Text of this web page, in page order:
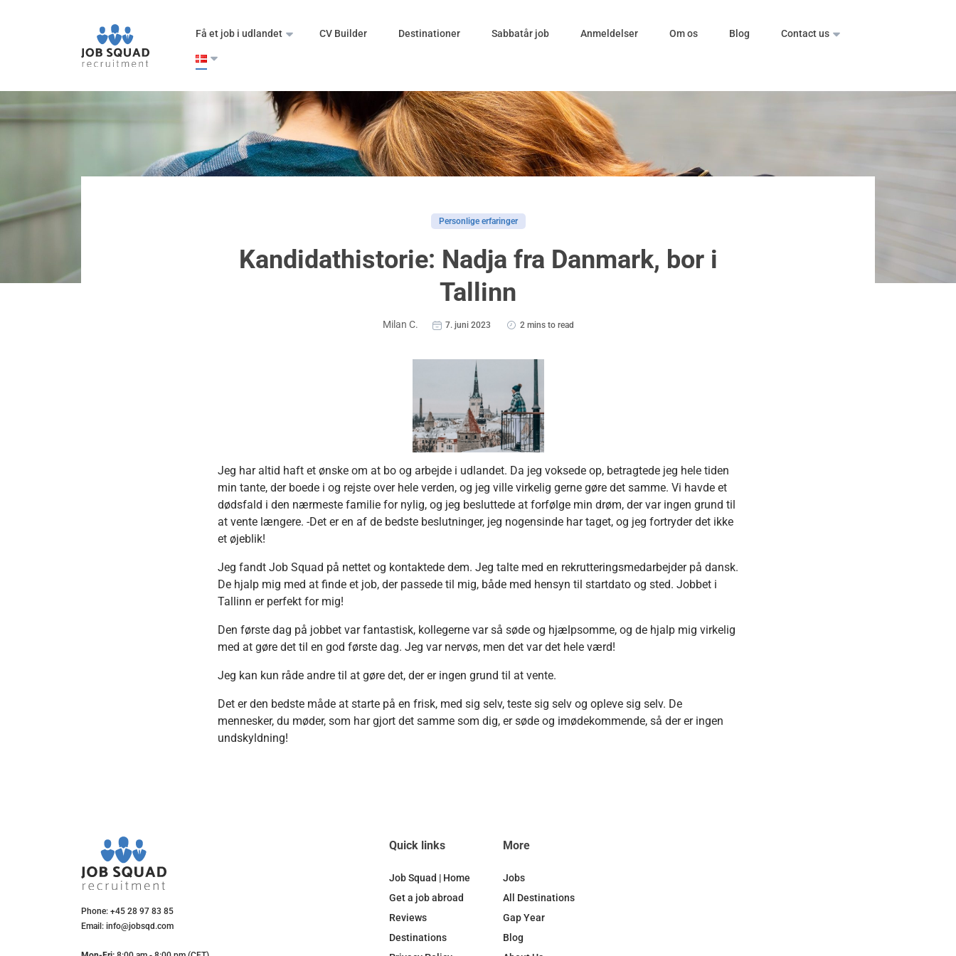
Få et job i udlandet CV Builder Destinationer Sabbatår job Anmeldelser Om os Blog Contact us
Personlige erfaringer
Kandidathistorie: Nadja fra Danmark, bor i
Tallinn
Milan C. 7. juni 2023 2 mins to read
Jeg har altid haft et ønske om at bo og arbejde i udlandet. Da jeg voksede op, betragtede jeg hele tiden
min tante, der boede i og rejste over hele verden, og jeg ville virkelig gerne gøre det samme. Vi havde et
dødsfald i den nærmeste familie for nylig, og jeg besluttede at forfølge min drøm, der var ingen grund til
at vente længere. -Det er en af de bedste beslutninger, jeg nogensinde har taget, og jeg fortryder det ikke
et øjeblik!
Jeg fandt Job Squad på nettet og kontaktede dem. Jeg talte med en rekrutteringsmedarbejder på dansk.
De hjalp mig med at finde et job, der passede til mig, både med hensyn til startdato og sted. Jobbet i
Tallinn er perfekt for mig!
Den første dag på jobbet var fantastisk, kollegerne var så søde og hjælpsomme, og de hjalp mig virkelig
med at gøre det til en god første dag. Jeg var nervøs, men det var det hele værd!
Jeg kan kun råde andre til at gøre det, der er ingen grund til at vente.
Det er den bedste måde at starte på en frisk, med sig selv, teste sig selv og opleve sig selv. De
mennesker, du møder, som har gjort det samme som dig, er søde og imødekommende, så der er ingen
undskyldning!
Phone: +45 28 97 83 85
Email: info@jobsqd.com
Quick links
Job Squad | Home
Get a job abroad
Reviews
Destinations
More
Jobs
All Destinations
Gap Year
Blog